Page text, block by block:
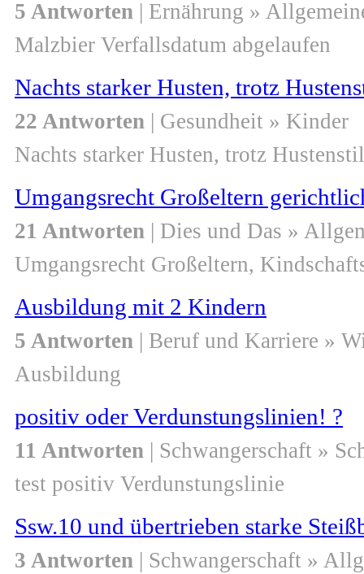
5 Antworten | Ernährung »
Malzbier Verfallsdatum abgelaufen
Nachts starker Husten, trotz
22 Antworten | Gesundheit » Kinder
Nachts starker Husten, trotz
Umgangsrecht Großeltern
21 Antworten | Dies und Das »
Umgangsrecht Großeltern,
Ausbildung mit 2 Kindern
5 Antworten | Beruf und Karriere »
Ausbildung
positiv oder Verdunstungslinien! ?
11 Antworten | Schwangerschaft »
test positiv Verdunstungslinie
Ssw.10 und übertrieben starke
3 Antworten | Schwangerschaft »